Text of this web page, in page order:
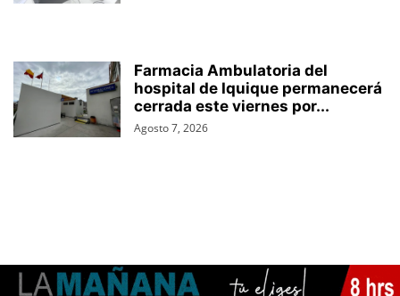
Farmacia Ambulatoria del
hospital de Iquique permanecerá
cerrada este viernes por...
Agosto 7, 2026